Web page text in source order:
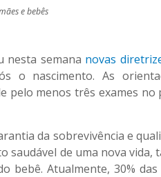
e bebês
nesta semana novas
o nascimento. As
pelo menos três exames
da sobrevivência e
saudável de uma nova
bebê. Atualmente, 30%